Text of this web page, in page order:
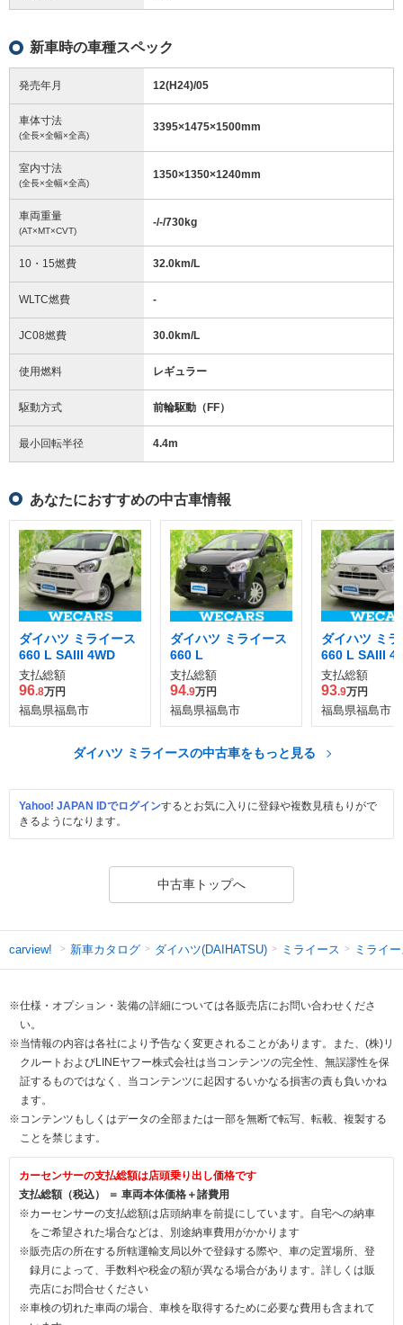
新車時の車種スペック
発売年月 12(H24)/05
車体寸法
(全長×全幅×全高)
3395×1475×1500mm
室内寸法
(全長×全幅×全高)
1350×1350×1240mm
車両重量
(AT×MT×CVT)
-/-/730kg
10・15燃費 32.0km/L
WLTC燃費 -
JC08燃費 30.0km/L
使用燃料 レギュラー
駆動方式 前輪駆動（FF）
最小回転半径 4.4m
あなたにおすすめの中古車情報
ダイハツ ミライース
660 L SAIII 4WD
支払総額
96.8万円
福島県福島市
ダイハツ ミライース
660 L
支払総額
94.9万円
福島県福島市
ダイハツ ミ
660 L SAIII
支払総額
93.9万円
福島県福島市
ダイハツ ミライースの中古車をもっと見る
Yahoo! JAPAN IDでログインするとお気に入りに登録や複数見積もりがで
きるようになります。
中古車トップへ
carview! 新車カタログ ダイハツ(DAIHATSU) ミライース ミライ
※仕様・オプション・装備の詳細については各販売店にお問い合わせくださ
い。
※当情報の内容は各社により予告なく変更されることがあります。また、(株)リ
クルートおよびLINEヤフー株式会社は当コンテンツの完全性、無誤謬性を保
証するものではなく、当コンテンツに起因するいかなる損害の責も負いかね
ます。
※コンテンツもしくはデータの全部または一部を無断で転写、転載、複製する
ことを禁じます。
カーセンサーの支払総額は店頭乗り出し価格です
支払総額（税込） ＝ 車両本体価格＋諸費用
※カーセンサーの支払総額は店頭納車を前提にしています。自宅への納車
をご希望された場合などは、別途納車費用がかかります
※販売店の所在する所轄運輸支局以外で登録する際や、車の定置場所、登
録月によって、手数料や税金の額が異なる場合があります。詳しくは販
売店にお問合せください
※車検の切れた車両の場合、車検を取得するために必要な費用も含まれて